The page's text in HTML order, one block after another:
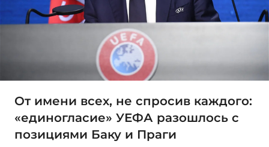
От имени всех, не спросив каждого:
«единогласие» УЕФА разошлось с
позициями Баку и Праги